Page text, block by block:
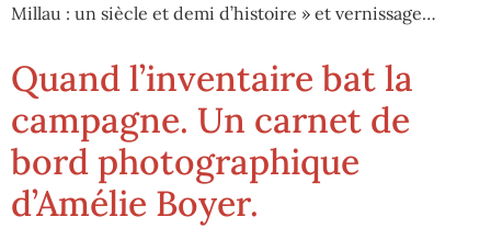
Millau : un siècle et demi d’histoire » et vernissage…
Quand l’inventaire bat la
campagne. Un carnet de
bord photographique
d’Amélie Boyer.